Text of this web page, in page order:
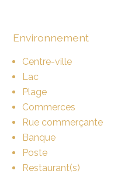
Environnement
Centre-ville
Lac
Plage
Commerces
Rue commerçante
Banque
Poste
Restaurant(s)